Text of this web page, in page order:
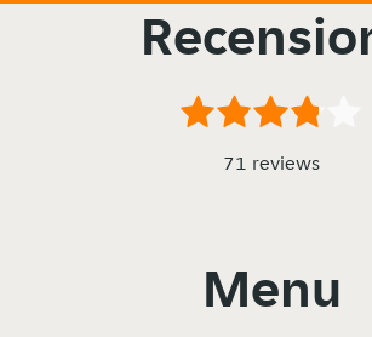
71 reviews
Menu